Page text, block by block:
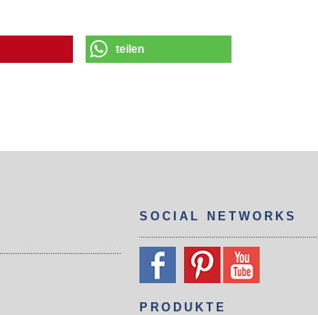
teilen
SOCIAL NETWORKS
PRODUKTE